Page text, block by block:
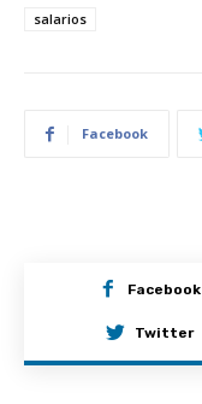
salarios
Facebook
Facebook
Twitter